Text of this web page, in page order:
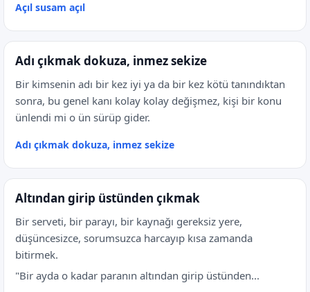
Açıl susam açıl
Adı çıkmak dokuza, inmez sekize
Bir kimsenin adı bir kez iyi ya da bir kez kötü tanındıktan
sonra, bu genel kanı kolay kolay değişmez, kişi bir konu
ünlendi mi o ün sürüp gider.
Adı çıkmak dokuza, inmez sekize
Altından girip üstünden çıkmak
Bir serveti, bir parayı, bir kaynağı gereksiz yere,
düşüncesizce, sorumsuzca harcayıp kısa zamanda
bitirmek.
"Bir ayda o kadar paranın altından girip üstünden...